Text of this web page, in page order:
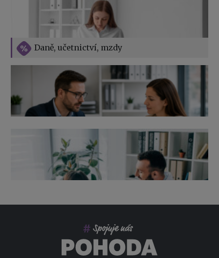
Daně, učetnictví, mzdy
Vše o překážkách v práci na straně zaměstnavatele
Výpověď ze zdravotních důvodů 2026 – průvodce pro
zaměstnavatele